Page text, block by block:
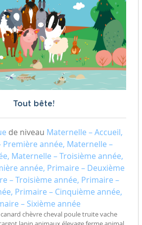
Tout bête!
de niveau Maternelle – Accueil,
Première année, Maternelle –
Maternelle – Troisième année,
année, Primaire – Deuxième
– Troisième année, Primaire –
Primaire – Cinquième année,
– Sixième année
canard chèvre cheval poule truite vache